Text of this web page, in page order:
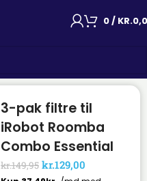
0/ KR.
3-pak filtre til
iRobot Roomba
Combo Essential
kr.149,95 kr.129,00